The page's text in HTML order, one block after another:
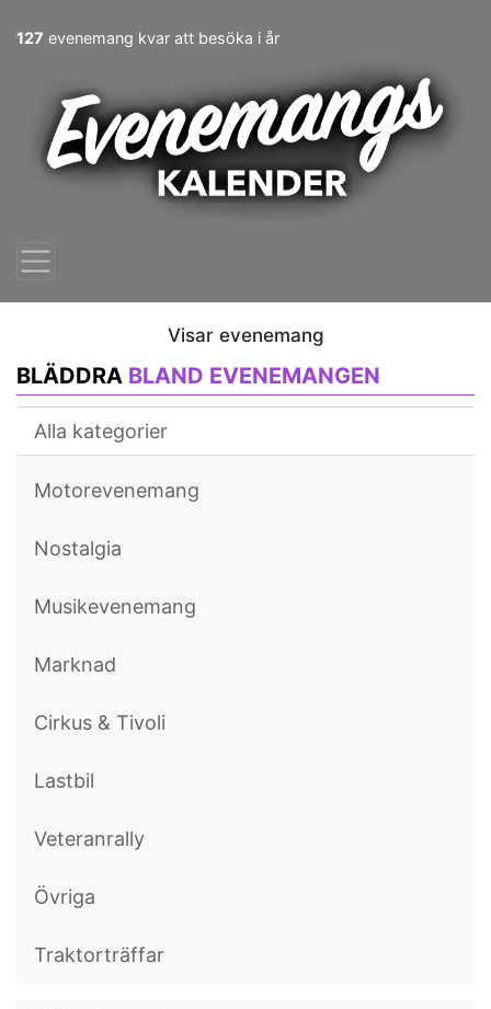
127 evenemang kvar att besöka i år
Visar evenemang
BLÄDDRA BLAND EVENEMANGEN
Alla kategorier
Motorevenemang
Nostalgia
Musikevenemang
Marknad
Cirkus & Tivoli
Lastbil
Veteranrally
Övriga
Traktorträffar